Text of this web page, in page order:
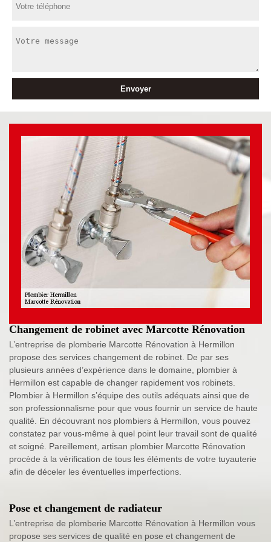
Changement de robinet avec Marcotte Rénovation
L’entreprise de plomberie Marcotte Rénovation à Hermillon
propose des services changement de robinet. De par ses
plusieurs années d’expérience dans le domaine, plombier à
Hermillon est capable de changer rapidement vos robinets.
Plombier à Hermillon s’équipe des outils adéquats ainsi que de
son professionnalisme pour que vous fournir un service de haute
qualité. En découvrant nos plombiers à Hermillon, vous pouvez
constatez par vous-même à quel point leur travail sont de qualité
et soigné. Pareillement, artisan plombier Marcotte Rénovation
procède à la vérification de tous les éléments de votre tuyauterie
afin de déceler les éventuelles imperfections.
Pose et changement de radiateur
L’entreprise de plomberie Marcotte Rénovation à Hermillon vous
propose ses services de qualité en pose et changement de